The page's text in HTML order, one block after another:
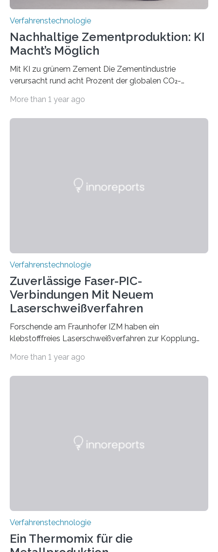
Verfahrenstechnologie
Nachhaltige Zementproduktion: KI
Macht’s Möglich
Mit KI zu grünem Zement Die Zementindustrie
verursacht rund acht Prozent der globalen CO₂-
Flugverkehr. Forschende am Paul Scherrer Institut PSI
brennen, der Grundstoff für baufertigen Zement. Wenig
More than 1 year ago
Verfahrenstechnologie
Zuverlässige Faser-PIC-
Verbindungen Mit Neuem
Laserschweißverfahren
Forschende am Fraunhofer IZM haben ein
klebstofffreies Laserschweißverfahren zur Kopplung
optischen Glasfasern realisiert, welches auch in
Tieftemperaturumgebung ist unerlässlich zur
More than 1 year ago
Verfahrenstechnologie
Ein Thermomix für die